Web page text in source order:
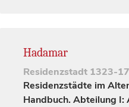
Hadamar
Residenzstadt 1323-
Residenzstädte im
Handbuch. Abteilung I: